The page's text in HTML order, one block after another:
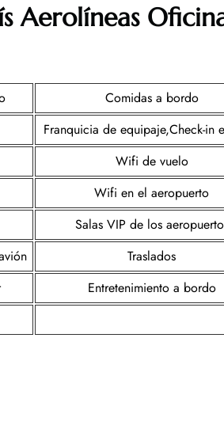
Aerolíneas
Comidas a bordo
Franquicia de equipaje,Check-in
Wifi de vuelo
Wifi en el aeropuerto
Salas VIP de los
Traslados
Entretenimiento a bordo